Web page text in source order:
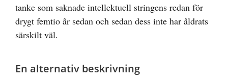
tanke som saknade intellektuell stringens redan för
drygt femtio år sedan och sedan dess inte har åldrats
särskilt väl.
En alternativ beskrivning